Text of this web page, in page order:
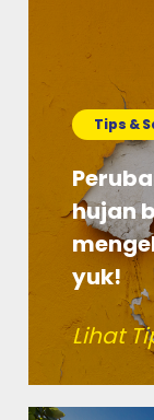
Tips &
hujan
yuk!
Lihat